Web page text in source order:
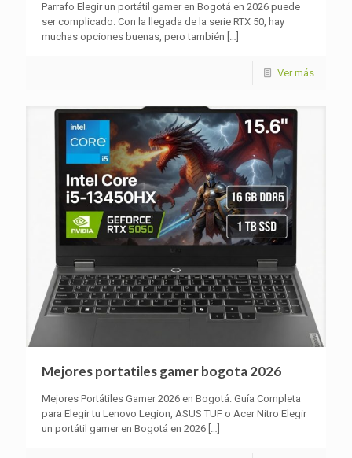
Parrafo Elegir un portátil gamer en Bogotá en 2026 puede
ser complicado. Con la llegada de la serie RTX 50, hay
muchas opciones buenas, pero también […]
Ver más
Mejores portatiles gamer bogota 2026
Mejores Portátiles Gamer 2026 en Bogotá: Guía Completa
para Elegir tu Lenovo Legion, ASUS TUF o Acer Nitro Elegir
un portátil gamer en Bogotá en 2026 […]